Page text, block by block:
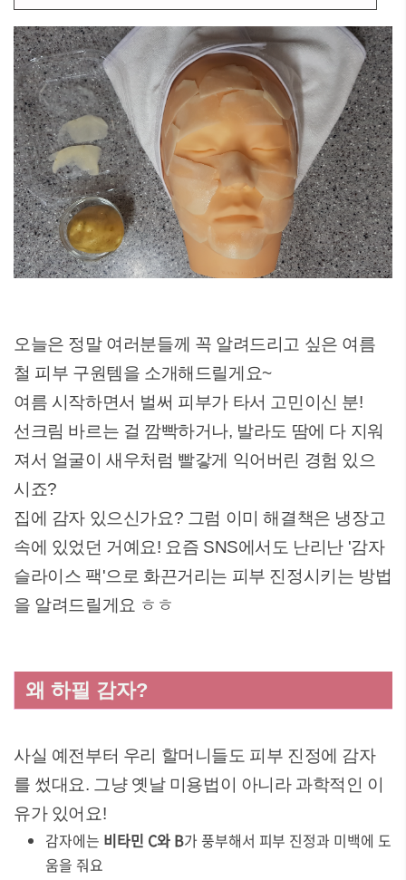
오늘은 정말 여러분들께 꼭 알려드리고 싶은 여름
철 피부 구원템을 소개해드릴게요~
여름 시작하면서 벌써 피부가 타서 고민이신 분!
선크림 바르는 걸 깜빡하거나, 발라도 땀에 다 지워
져서 얼굴이 새우처럼 빨갛게 익어버린 경험 있으
시죠?
집에 감자 있으신가요? 그럼 이미 해결책은 냉장고
속에 있었던 거예요! 요즘 SNS에서도 난리난 '감자
슬라이스 팩'으로 화끈거리는 피부 진정시키는 방법
을 알려드릴게요 ㅎㅎ
왜 하필 감자?
사실 예전부터 우리 할머니들도 피부 진정에 감자
를 썼대요. 그냥 옛날 미용법이 아니라 과학적인 이
유가 있어요!
감자에는 비타민 C와 B가 풍부해서 피부 진정과 미백에 도
움을 줘요